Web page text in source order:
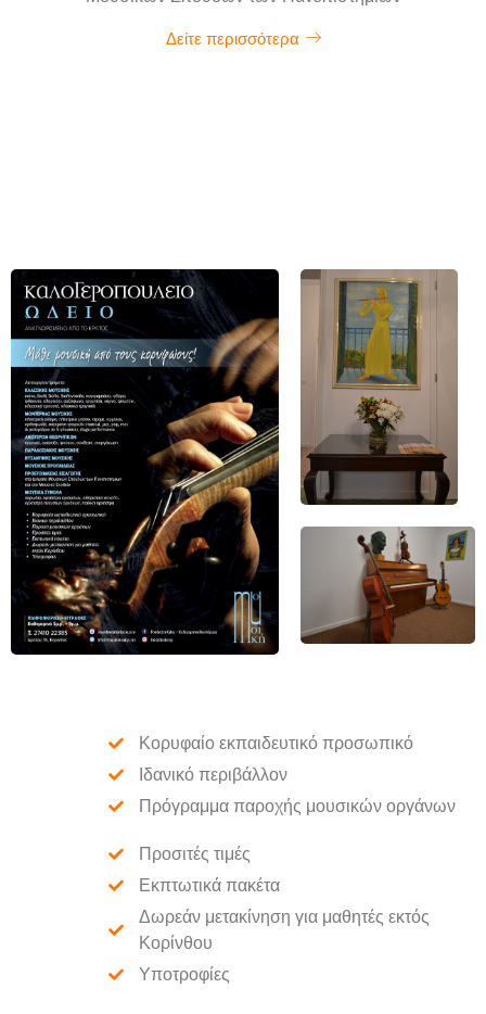
Δείτε περισσότερα
Κορυφαίο εκπαιδευτικό προσωπικό
Ιδανικό περιβάλλον
Πρόγραμμα παροχής μουσικών οργάνων
Προσιτές τιμές
Εκπτωτικά πακέτα
Δωρεάν μετακίνηση για μαθητές εκτός
Κορίνθου
Υποτροφίες